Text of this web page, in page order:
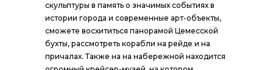
скульптуры в память о значимых событиях в
истории города и современные арт-объекты,
сможете восхититься панорамой Цемесской
бухты, рассмотреть корабли на рейде и на
причалах. Также на на набережной находится